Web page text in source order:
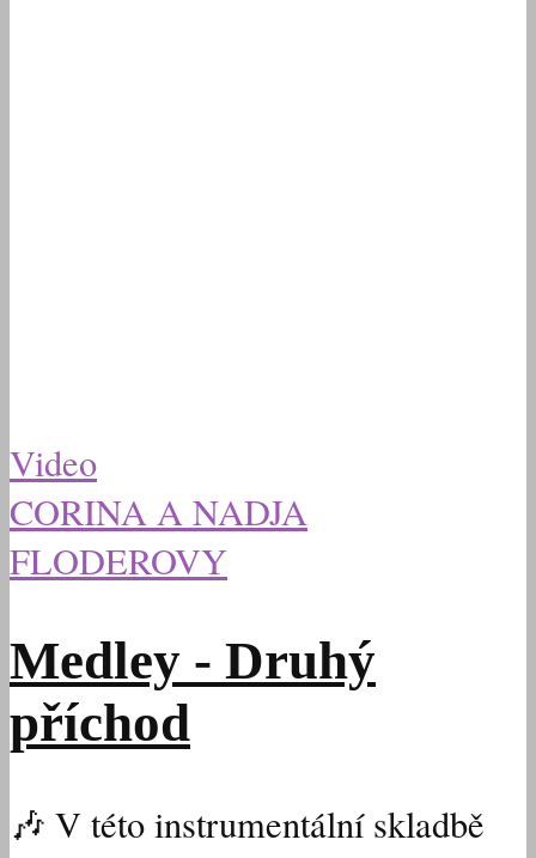
Video
CORINA A NADJA
FLODEROVY
Medley - Druhý
příchod
🎶 V této instrumentální skladbě